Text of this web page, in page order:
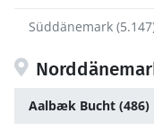
Süddänemark
Aalbæk Bucht (486)